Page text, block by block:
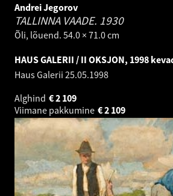
Andrei Jegorov
TALLINNA VAADE. 1930
Õli, lõuend. 54.0 × 71.0 cm
HAUS GALERII / II OKSJON, 1998
Haus Galerii 25.05.1998
Alghind
2 109
€
Viimane pakkumine
2 109
€